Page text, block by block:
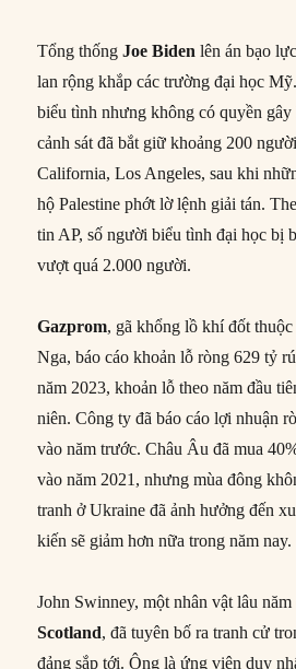
Tổng thốngJoe Biden lên án bạo
lan rộng khắp các trường đại học
biểu tình nhưng không có quyền
cảnh sát đã bắt giữ khoảng 200
California, Los Angeles, sau khi
hộ Palestine phớt lờ lệnh giải tán.
tin AP, số người biểu tình đại học bị
vượt quá 2.000 người.
Gazprom, gã khổng lồ khí đốt
Nga, báo cáo khoản lỗ ròng 629 tỷ
năm 2023, khoản lỗ theo năm đầu
niên. Công ty đã báo cáo lợi nhuận
vào năm trước. Châu Âu đã mua
vào năm 2021, nhưng mùa đông
tranh ở Ukraine đã ảnh hưởng đến
kiến sẽ giảm hơn nữa trong năm nay.
John Swinney, một nhân vật lâu
Scotland, đã tuyên bố ra tranh cử
đảng sắp tới. Ông là ứng viên duy